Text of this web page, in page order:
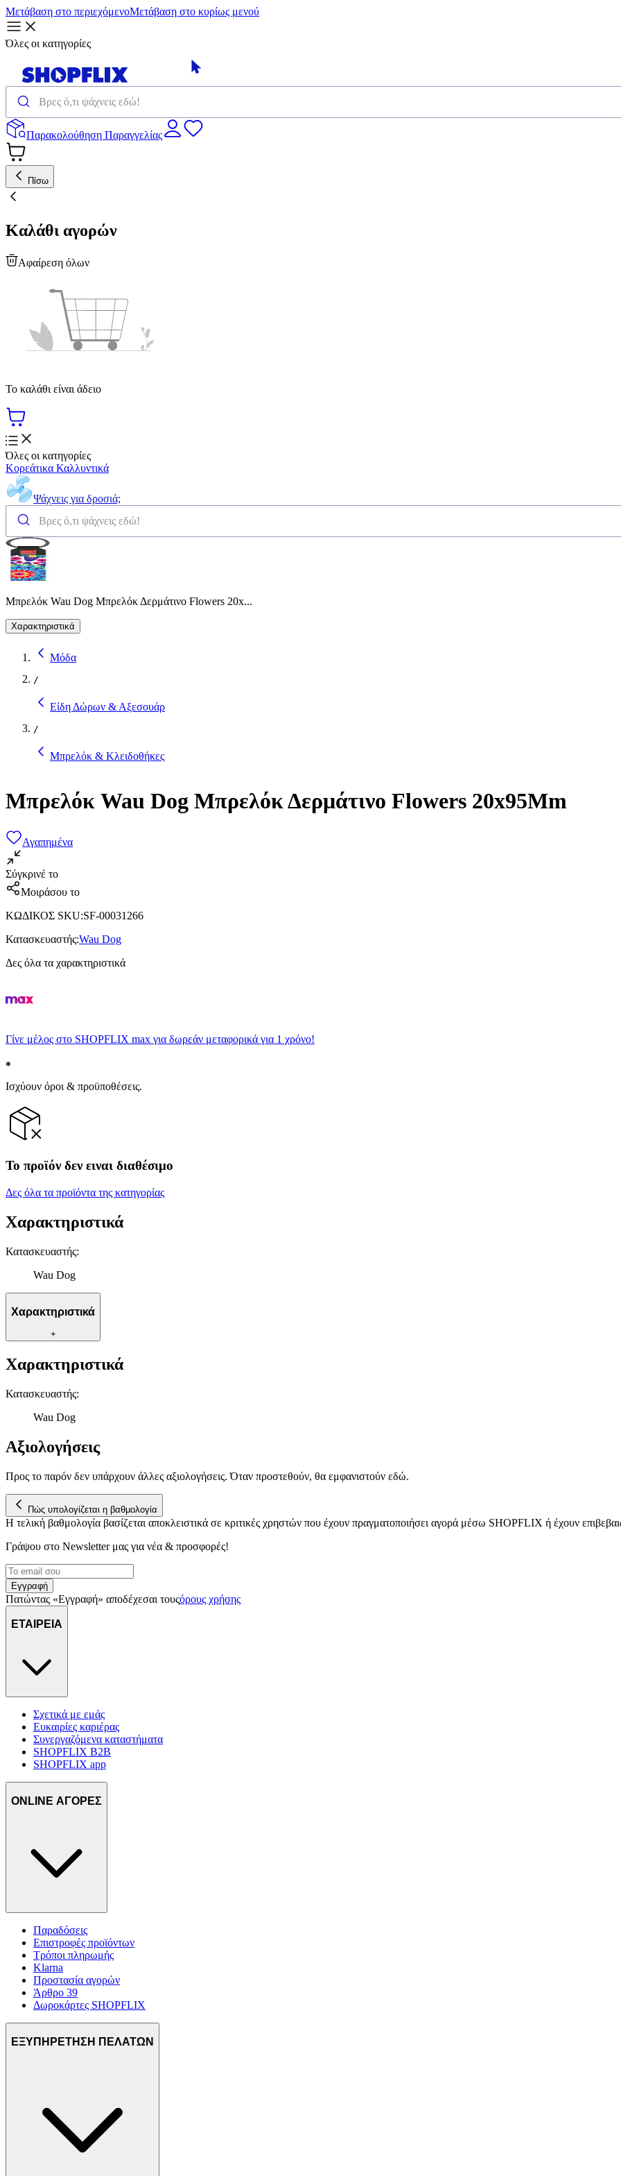
Μετάβαση στο περιεχόμενοΜετάβαση στο κυρίως μενού
Όλες οι κατηγορίες
Παρακολούθηση Παραγγελίας
Πίσω
Καλάθι αγορών
Αφαίρεση όλων
Το καλάθι είναι άδειο
Όλες οι κατηγορίες
Κορεάτικα Καλλυντικά
Ψάχνεις για δροσιά;
Μπρελόκ Wau Dog Μπρελόκ Δερμάτινο Flowers 20x...
Χαρακτηριστικά
Μόδα
/
Είδη Δώρων & Αξεσουάρ
/
Μπρελόκ & Κλειδοθήκες
Μπρελόκ Wau Dog Μπρελόκ Δερμάτινο Flowers 20x95Mm
Αγαπημένα
Σύγκρινέ το
Μοιράσου το
ΚΩΔΙΚΟΣ SKU:SF-00031266
Κατασκευαστής:Wau Dog
Δες όλα τα χαρακτηριστικά
Γίνε μέλος στο SHOPFLIX max για δωρεάν μεταφορικά για 1 χρόνο!
Ισχύουν όροι & προϋποθέσεις.
Το προϊόν δεν ειναι διαθέσιμο
Δες όλα τα προϊόντα της κατηγορίας
Χαρακτηριστικά
Κατασκευαστής:
Wau Dog
Χαρακτηριστικά
+
Χαρακτηριστικά
Κατασκευαστής:
Wau Dog
Αξιολογήσεις
Προς το παρόν δεν υπάρχουν άλλες αξιολογήσεις. Όταν προστεθούν, θα εμφανιστούν εδώ.
Πώς υπολογίζεται η βαθμολογία
Η τελική βαθμολογία βασίζεται αποκλειστικά σε κριτικές χρηστών που έχουν πραγματοποιήσει αγορά μέσω SHOPFLIX ή έχουν
Γράψου στο Νewsletter μας για νέα & προσφορές!
Εγγραφή
Πατώντας «Εγγραφή» αποδέχεσαι τουςόρους χρήσης
ΕΤΑΙΡΕΙΑ
Σχετικά με εμάς
Ευκαιρίες καριέρας
Συνεργαζόμενα καταστήματα
SHOPFLIX B2B
SHOPFLIX app
ONLINE ΑΓΟΡΕΣ
Παραδόσεις
Επιστροφές προϊόντων
Τρόποι πληρωμής
Klarna
Προστασία αγορών
Άρθρο 39
Δωροκάρτες SHOPFLIX
ΕΞΥΠΗΡΕΤΗΣΗ ΠΕΛΑΤΩΝ